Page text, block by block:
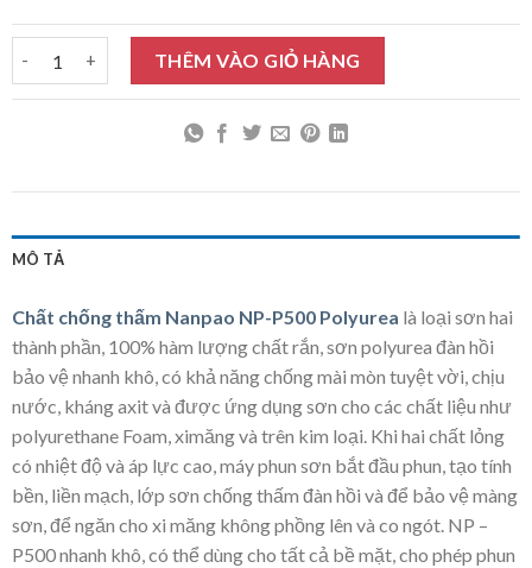
Chất chống thấm Nanpao NP-P500 Polyurea 420Kg số lượng
THÊM VÀO GIỎ HÀNG
MÔ TẢ
Chất chống thấm Nanpao NP-P500 Polyurea là loại sơn hai
thành phần, 100% hàm lượng chất rắn, sơn polyurea đàn hồi
bảo vệ nhanh khô, có khả năng chống mài mòn tuyệt vời, chịu
nước, kháng axit và được ứng dụng sơn cho các chất liệu như
polyurethane Foam, ximăng và trên kim loại. Khi hai chất lỏng
có nhiệt độ và áp lực cao, máy phun sơn bắt đầu phun, tạo tính
bền, liền mạch, lớp sơn chống thấm đàn hồi và để bảo vệ màng
sơn, để ngăn cho xi măng không phồng lên và co ngót. NP –
P500 nhanh khô, có thể dùng cho tất cả bề mặt, cho phép phun